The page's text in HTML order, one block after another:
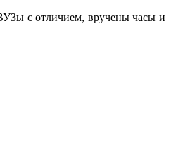
с отличием, вручены часы и